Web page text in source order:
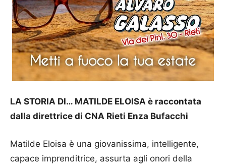
LA STORIA DI… MATILDE ELOISA è raccontata
dalla direttrice di CNA Rieti Enza Bufacchi
Matilde Eloisa è una giovanissima, intelligente,
capace imprenditrice, assurta agli onori della